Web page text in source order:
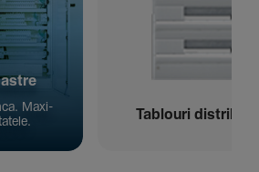
Maxi­
Tablouri